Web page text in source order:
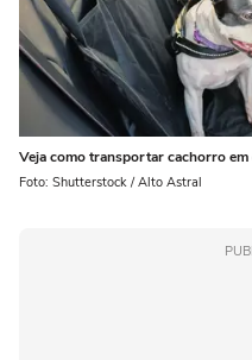
Veja como transportar cachorro
Foto: Shutterstock / Alto Astral